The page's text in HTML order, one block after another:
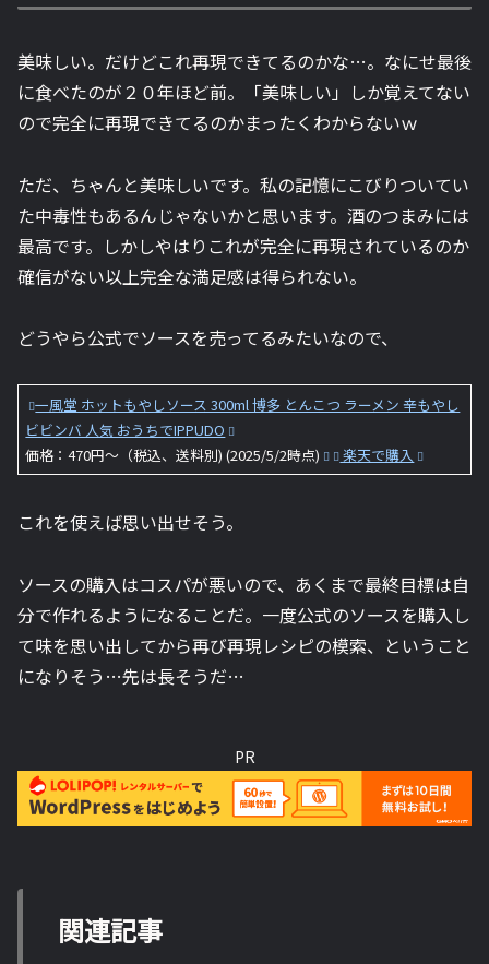
美味しい。だけどこれ再現できてるのかな…。なにせ最後
に食べたのが２０年ほど前。「美味しい」しか覚えてない
ので完全に再現できてるのかまったくわからないｗ
ただ、ちゃんと美味しいです。私の記憶にこびりついてい
た中毒性もあるんじゃないかと思います。酒のつまみには
最高です。しかしやはりこれが完全に再現されているのか
確信がない以上完全な満足感は得られない。
どうやら公式でソースを売ってるみたいなので、
一風堂 ホットもやしソース 300ml 博多 とんこつ ラーメン 辛もやし
ビビンバ 人気 おうちでIPPUDO
価格：470円～（税込、送料別) (2025/5/2時点)
楽天で購入
これを使えば思い出せそう。
ソースの購入はコスパが悪いので、あくまで最終目標は自
分で作れるようになることだ。一度公式のソースを購入し
て味を思い出してから再び再現レシピの模索、ということ
になりそう…先は長そうだ…
PR
関連記事